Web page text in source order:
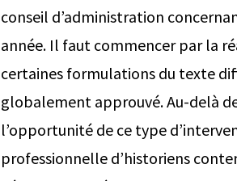
conseil d’administration
année. Il faut commencer par la
certaines formulations du texte
globalement approuvé. Au-delà
l’opportunité de ce type
professionnelle d’historiens